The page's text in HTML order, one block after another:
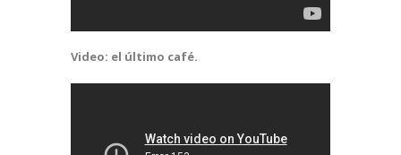
Video: el último café.